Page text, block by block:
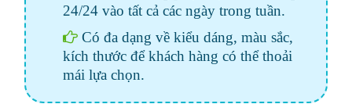
24/24 vào tất cả các ngày trong tuần.
Có đa dạng về kiểu dáng, màu sắc,
kích thước để khách hàng có thể thoải
mái lựa chọn.